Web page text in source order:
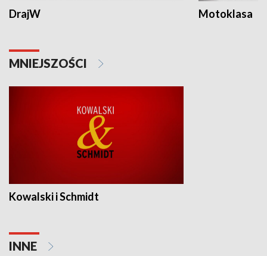
DrajW Motoklasa
MNIEJSZOŚCI
Kowalski i Schmidt
INNE